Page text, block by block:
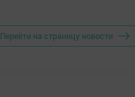
Перейти на страницу новости